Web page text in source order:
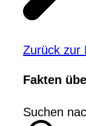
Zurück zur
Fakten
Suchen